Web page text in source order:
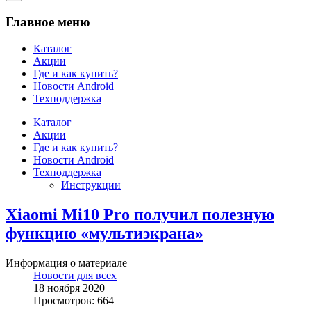
Главное меню
Каталог
Акции
Где и как купить?
Новости Android
Техподдержка
Каталог
Акции
Где и как купить?
Новости Android
Техподдержка
Инструкции
Xiaomi Mi10 Pro получил полезную
функцию «мультиэкрана»
Информация о материале
Новости для всех
18 ноября 2020
Просмотров: 664